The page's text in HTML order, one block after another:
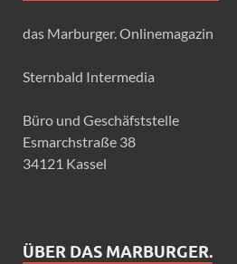
das Marburger. Onlinemagazin
Sternbald Intermedia
Büro und Geschäfststelle
Esmarchstraße 38
34121 Kassel
ÜBER DAS MARBURGER.